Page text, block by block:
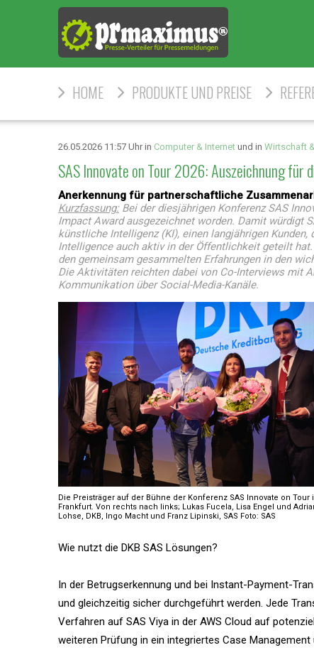
HOME PRODUKTE UND PREISE
26.05.2026 11:57 Uhr in Computer & Internet und in Wirtschaft
SAS Innovate on Tour 2026: Auszeichnung
Anerkennung für partnerschaftliche
Kurzfassung:Bei der diesjährigen Konferenz SAS
Impact Award ausgezeichnet worden. Damit würdigt
künstliche Intelligenz (KI), einen langjährigen
Intelligence auch aktiv in der Öffentlichkeit geteilt
den gemeinsam gesammelten Erfahrungen in den
Die Aktivitäten reichten dabei von Co-Interviews mit
Kommunikation über Social-Media-Kanäle.
Die Preisträger auf der Bühne der Konferenz SAS Innovate on Tour
Frankfurt. Von rechts nach links; Lukas Fucela, Lisa Engel und
Lohse, DKB, Ingo Macht und Franz Lipinski, SAS Foto: SAS
Wie nutzt die DKB SAS Lösungen?
In der Betrugserkennung und bei Instant-Payment-
und gleichzeitig sicher durchgeführt werden. Jede
Verfahren auf SAS Viya in der AWS Cloud auf
weiteren Prüfung in ein integriertes Case